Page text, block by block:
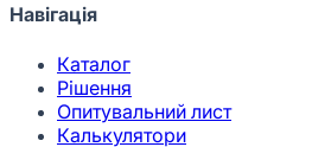
Навігація
Каталог
Рішення
Опитувальний лист
Калькулятори